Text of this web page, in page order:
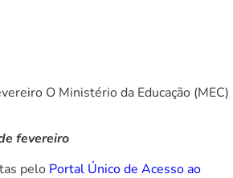
O Ministério da Educação (MEC)
fevereiro
pelo Portal Único de Acesso ao